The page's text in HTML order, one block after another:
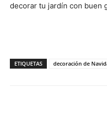
decorar tu jardín con buen
ETIQUETAS decoración de